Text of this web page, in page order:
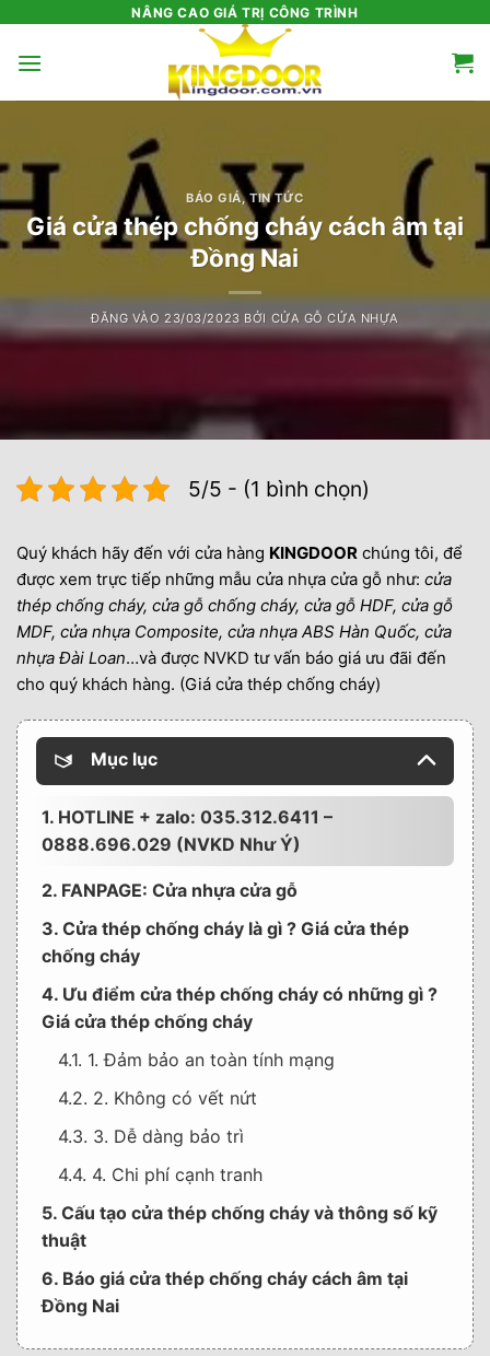
nội
NÂNG CAO GIÁ TRỊ CÔNG TRÌNH
BÁO GIÁ,TIN TỨC
Giá cửa thép chống cháy cách âm tại
Đồng Nai
ĐĂNG VÀO23/03/2023 BỞI CỬA GỖ CỬA NHỰA
5/5 - (1 bình chọn)
Quý khách hãy đến với cửa hàng KINGDOOR chúng tôi, để
được xem trực tiếp những mẫu cửa nhựa cửa gỗ như: cửa
thép chống cháy, cửa gỗ chống cháy, cửa gỗ HDF, cửa gỗ
MDF, cửa nhựa Composite, cửa nhựa ABS Hàn Quốc, cửa
nhựa Đài Loan…và được NVKD tư vấn báo giá ưu đãi đến
cho quý khách hàng. (Giá cửa thép chống cháy)
Mục lục
1. HOTLINE + zalo: 035.312.6411 –
0888.696.029 (NVKD Như Ý)
2. FANPAGE: Cửa nhựa cửa gỗ
3. Cửa thép chống cháy là gì ? Giá cửa thép
chống cháy
4. Ưu điểm cửa thép chống cháy có những gì ?
Giá cửa thép chống cháy
4.1. 1. Đảm bảo an toàn tính mạng
4.2. 2. Không có vết nứt
4.3. 3. Dễ dàng bảo trì
4.4. 4. Chi phí cạnh tranh
5. Cấu tạo cửa thép chống cháy và thông số kỹ
thuật
6. Báo giá cửa thép chống cháy cách âm tại
Đồng Nai
6.1. Phụ kiện đi kèm theo – Giá cửa thép chống